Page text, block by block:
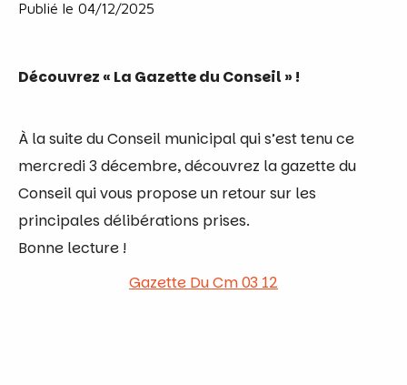
Publié le 04/12/2025
Découvrez « La Gazette du Conseil » !
À la suite du Conseil municipal qui s’est tenuce
mercredi3 décembre, découvrez la gazette du
Conseil qui vous propose un retour sur les
principales délibérations prises.
Bonne lecture !
Gazette Du Cm 03 12